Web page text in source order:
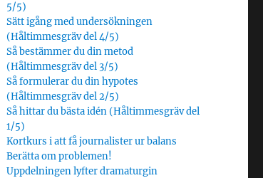
5/5)
Sätt igång med undersökningen
(Håltimmesgräv del 4/5)
Så bestämmer du din metod
(Håltimmesgräv del 3/5)
Så formulerar du din hypotes
(Håltimmesgräv del 2/5)
Så hittar du bästa idén (Håltimmesgräv del
1/5)
Kortkurs i att få journalister ur balans
Berätta om problemen!
Uppdelningen lyfter dramaturgin